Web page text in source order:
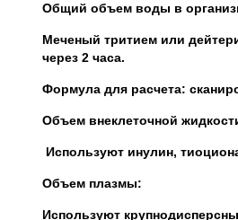
Общий объем воды в
Меченый тритием или
через 2 часа.
Формула для расчета:
Объем внеклеточной
Используют инулин,
Объем плазмы:
Используют